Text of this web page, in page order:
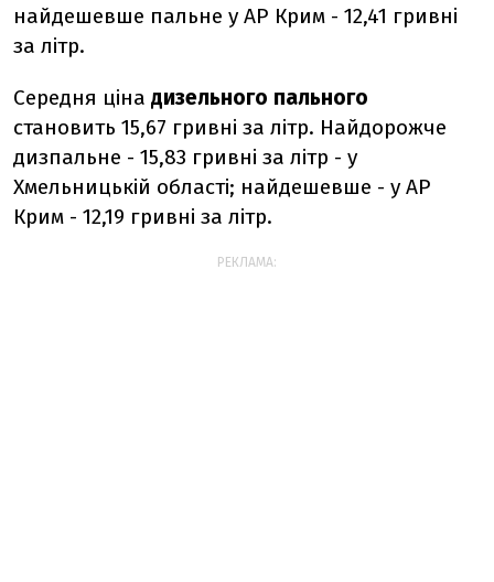
найдешевше пальне у АР Крим - 12,41 гривні
за літр.
Середня ціна дизельного пального
становить 15,67 гривні за літр. Найдорожче
дизпальне - 15,83 гривні за літр - у
Хмельницькій області; найдешевше - у АР
Крим - 12,19 гривні за літр.
РЕКЛАМА: